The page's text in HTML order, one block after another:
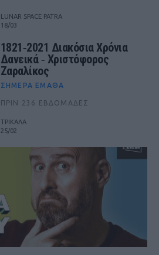
LUNAR SPACE PATRA
18/03
1821‑2021 Διακόσια Χρόνια
Δανεικά ‑ Χριστόφορος
Ζαραλίκος
ΣΉΜΕΡΑ ΈΜΑΘΑ
ΠΡΙΝ 236 ΕΒΔΟΜΆΔΕΣ
ΤΡΙΚΑΛΑ
25/02